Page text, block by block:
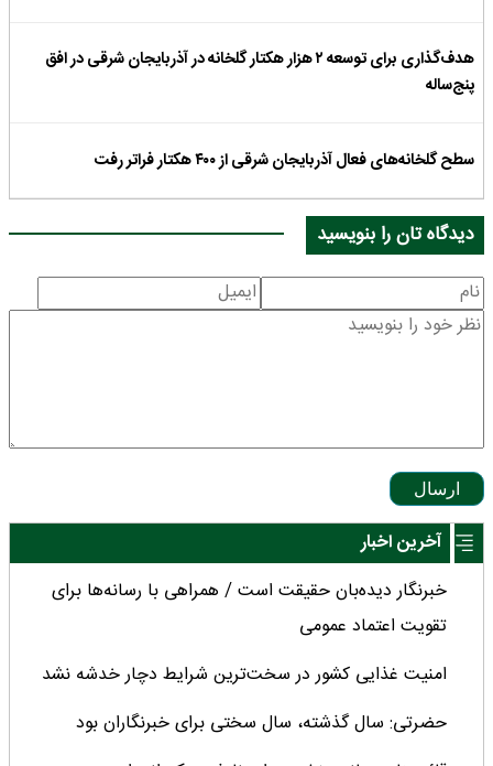
هدف‌گذاری برای توسعه ۲ هزار هکتار گلخانه در آذربایجان شرقی در افق
پنج‌ساله
سطح گلخانه‌های فعال آذربایجان شرقی از ۴۰۰ هکتار فراتر رفت
دیدگاه تان را بنویسید
ارسال
آخرین اخبار
خبرنگار دیده‌بان حقیقت است / همراهی با رسانه‌ها برای
تقویت اعتماد عمومی
امنیت غذایی کشور در سخت‌ترین شرایط دچار خدشه نشد
حضرتی: سال گذشته، سال سختی برای خبرنگاران بود